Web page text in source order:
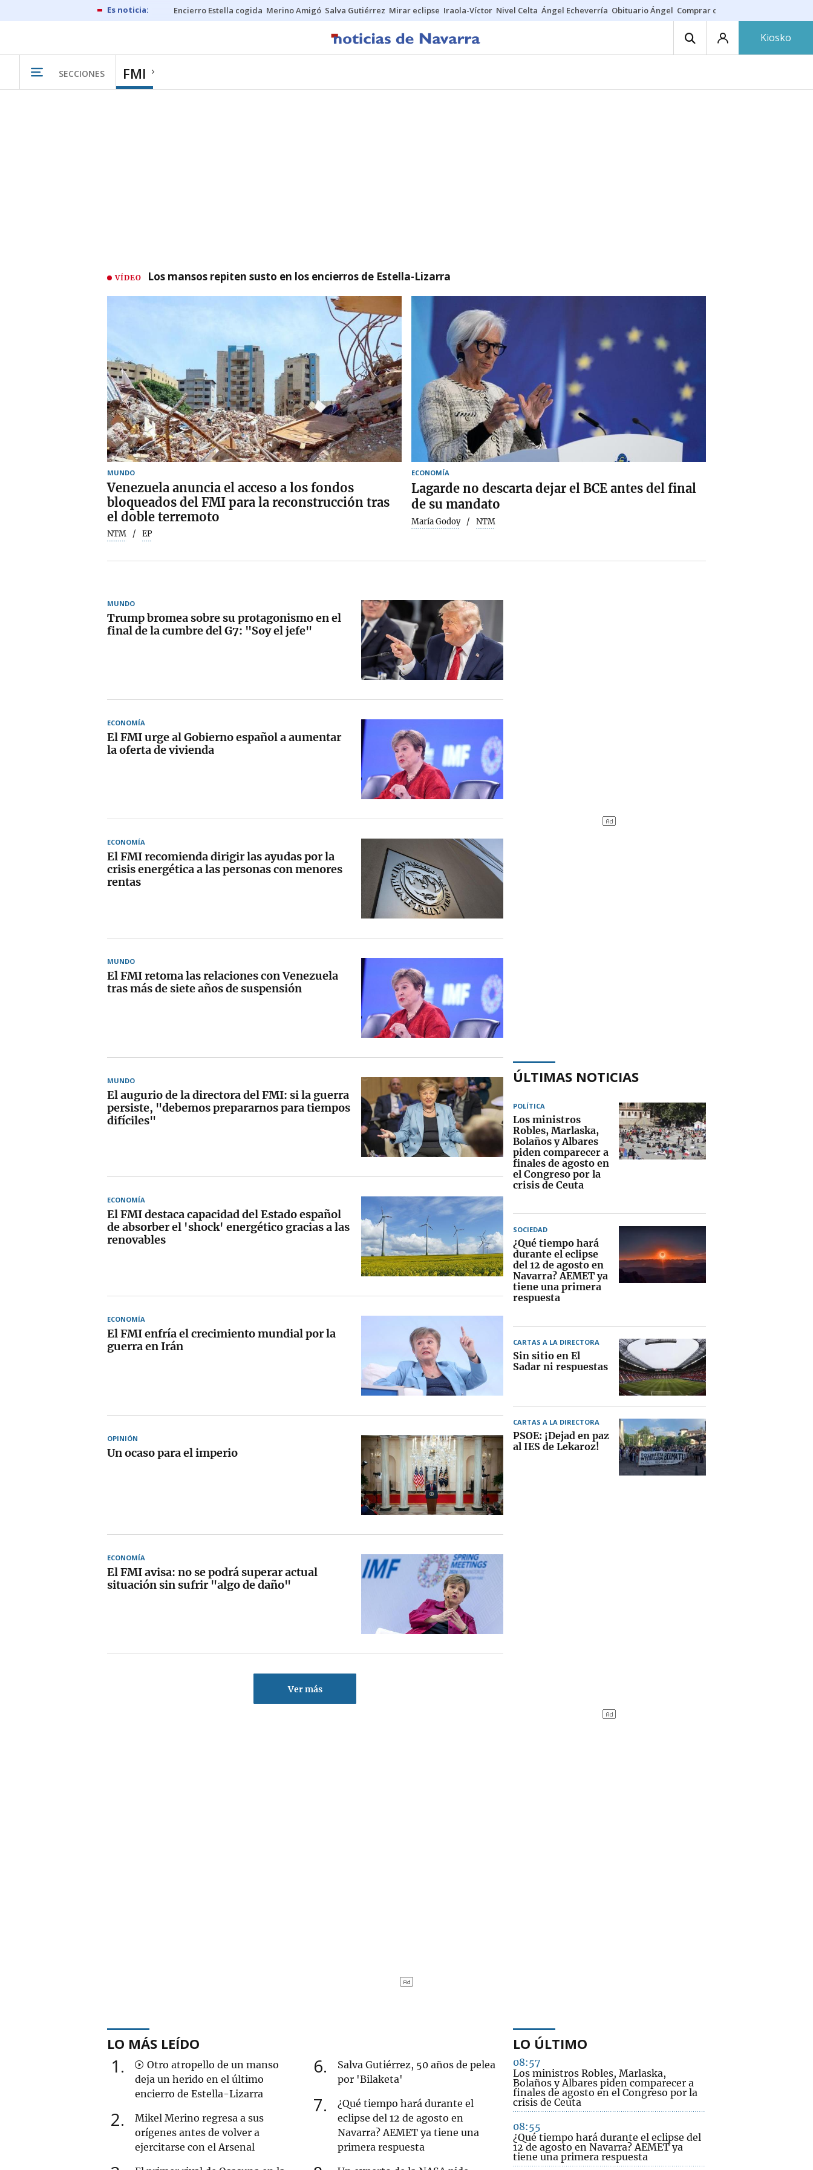
Encierro Estella cogida Merino Amigó Salva Gutiérrez Mirar eclipse Iraola-Víctor Nivel Celta Ángel Echeverría Obituario Ángel Comprar casa
Kiosko
SECCIONES FMI
VÍDEO Los mansos repiten susto en los encierros de Estella-Lizarra
MUNDO
Venezuela anuncia el acceso a los fondos
bloqueados del FMI para la reconstrucción tras
el doble terremoto
NTM EP
ECONOMÍA
Lagarde no descarta dejar el BCE antes del final
de su mandato
María Godoy NTM
MUNDO
Trump bromea sobre su protagonismo en el
final de la cumbre del G7: "Soy el jefe"
ECONOMÍA
El FMI urge al Gobierno español a aumentar
la oferta de vivienda
ECONOMÍA
El FMI recomienda dirigir las ayudas por la
crisis energética a las personas con menores
rentas
MUNDO
El FMI retoma las relaciones con Venezuela
tras más de siete años de suspensión
MUNDO
El augurio de la directora del FMI: si la guerra
persiste, "debemos prepararnos para tiempos
difíciles"
ECONOMÍA
El FMI destaca capacidad del Estado español
de absorber el 'shock' energético gracias a las
renovables
ECONOMÍA
El FMI enfría el crecimiento mundial por la
guerra en Irán
OPINIÓN
Un ocaso para el imperio
ECONOMÍA
El FMI avisa: no se podrá superar actual
situación sin sufrir "algo de daño"
Ver más
ÚLTIMAS NOTICIAS
POLÍTICA
Los ministros
Robles, Marlaska,
Bolaños y Albares
piden comparecer a
finales de agosto en
el Congreso por la
crisis de Ceuta
SOCIEDAD
¿Qué tiempo hará
durante el eclipse
del 12 de agosto en
Navarra? AEMET ya
tiene una primera
respuesta
CARTAS A LA DIRECTORA
Sin sitio en El
Sadar ni respuestas
CARTAS A LA DIRECTORA
PSOE: ¡Dejad en paz
al IES de Lekaroz!
LO MÁS LEÍDO
1
Otro atropello de un manso
deja un herido en el último
encierro de Estella-Lizarra
2
Mikel Merino regresa a sus
orígenes antes de volver a
ejercitarse con el Arsenal
6
Salva Gutiérrez, 50 años de pelea
por 'Bilaketa'
7
¿Qué tiempo hará durante el
eclipse del 12 de agosto en
Navarra? AEMET ya tiene una
primera respuesta
LO ÚLTIMO
08:57
Los ministros Robles, Marlaska,
Bolaños y Albares piden comparecer a
finales de agosto en el Congreso por la
crisis de Ceuta
08:55
¿Qué tiempo hará durante el eclipse del
12 de agosto en Navarra? AEMET ya
tiene una primera respuesta